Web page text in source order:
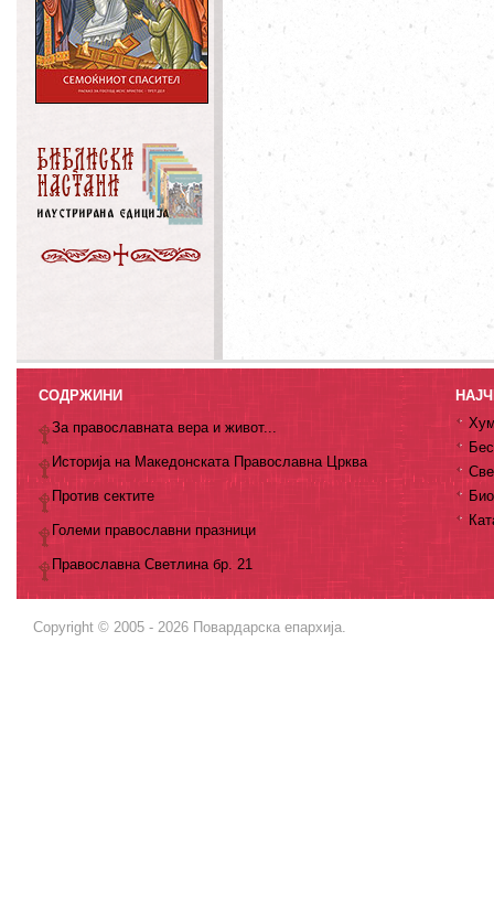
СОДРЖИНИ
За православната вера и живот...
Историја на Македонската Православна Црква
Против сектите
Големи православни празници
Православна Светлина бр. 21
Copyright © 2005 - 2026 Повардарска епархија.